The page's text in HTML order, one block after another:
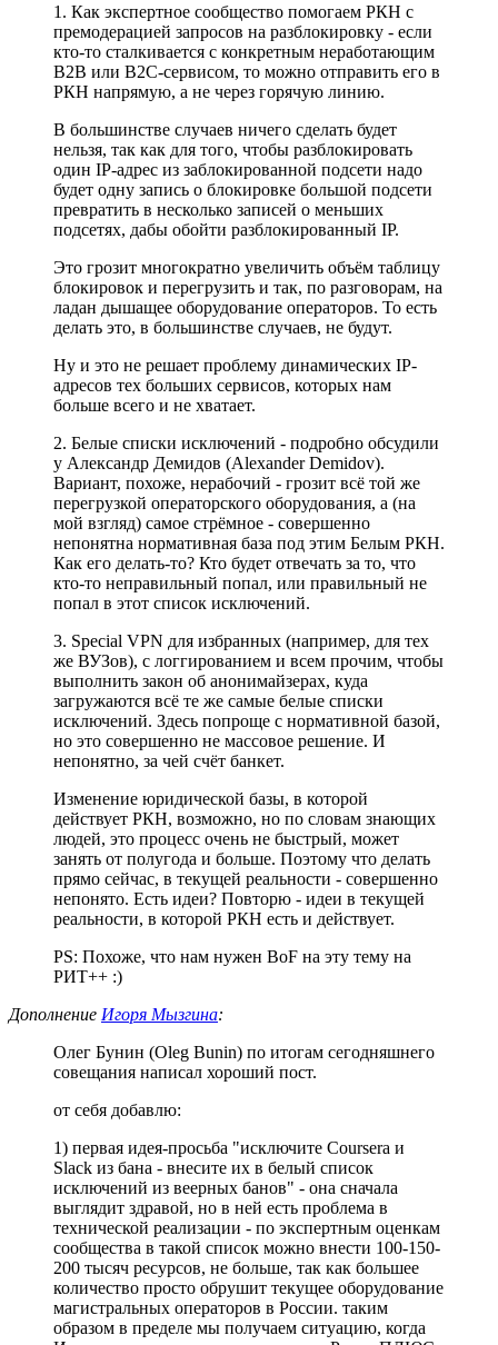
1. Как экспертное сообщество помогаем РКН с
премодерацией запросов на разблокировку - если
кто-то сталкивается с конкретным неработающим
B2B или B2C-сервисом, то можно отправить его в
РКН напрямую, а не через горячую линию.
В большинстве случаев ничего сделать будет
нельзя, так как для того, чтобы разблокировать
один IP-адрес из заблокированной подсети надо
будет одну запись о блокировке большой подсети
превратить в несколько записей о меньших
подсетях, дабы обойти разблокированный IP.
Это грозит многократно увеличить объём таблицу
блокировок и перегрузить и так, по разговорам, на
ладан дышащее оборудование операторов. То есть
делать это, в большинстве случаев, не будут.
Ну и это не решает проблему динамических IP-
адресов тех больших сервисов, которых нам
больше всего и не хватает.
2. Белые списки исключений - подробно обсудили
у Александр Демидов (Alexander Demidov).
Вариант, похоже, нерабочий - грозит всё той же
перегрузкой операторского оборудования, а (на
мой взгляд) самое стрёмное - совершенно
непонятна нормативная база под этим Белым РКН.
Как его делать-то? Кто будет отвечать за то, что
кто-то неправильный попал, или правильный не
попал в этот список исключений.
3. Special VPN для избранных (например, для тех
же ВУЗов), с логгированием и всем прочим, чтобы
выполнить закон об анонимайзерах, куда
загружаются всё те же самые белые списки
исключений. Здесь попроще с нормативной базой,
но это совершенно не массовое решение. И
непонятно, за чей счёт банкет.
Изменение юридической базы, в которой
действует РКН, возможно, но по словам знающих
людей, это процесс очень не быстрый, может
занять от полугода и больше. Поэтому что делать
прямо сейчас, в текущей реальности - совершенно
непонято. Есть идеи? Повторю - идеи в текущей
реальности, в которой РКН есть и действует.
PS: Похоже, что нам нужен BoF на эту тему на
РИТ++ :)
Дополнение Игоря Мызгина:
Олег Бунин (Oleg Bunin) по итогам сегодняшнего
совещания написал хороший пост.
от себя добавлю:
1) первая идея-просьба "исключите Coursera и
Slack из бана - внесите их в белый список
исключений из веерных банов" - она сначала
выглядит здравой, но в ней есть проблема в
технической реализации - по экспертным оценкам
сообщества в такой список можно внести 100-150-
200 тысяч ресурсов, не больше, так как большее
количество просто обрушит текущее оборудование
магистральных операторов в России. таким
образом в пределе мы получаем ситуацию, когда